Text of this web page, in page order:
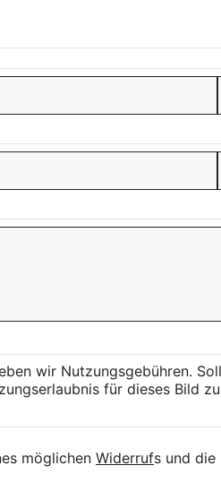
wir Nutzungsgebühren.
für dieses Bild
möglichen Widerrufs und die